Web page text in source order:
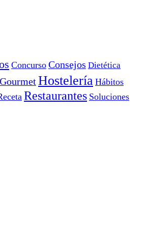
Concurso Consejos Dietética
GourmetHostelería Hábitos
Restaurantes Soluciones